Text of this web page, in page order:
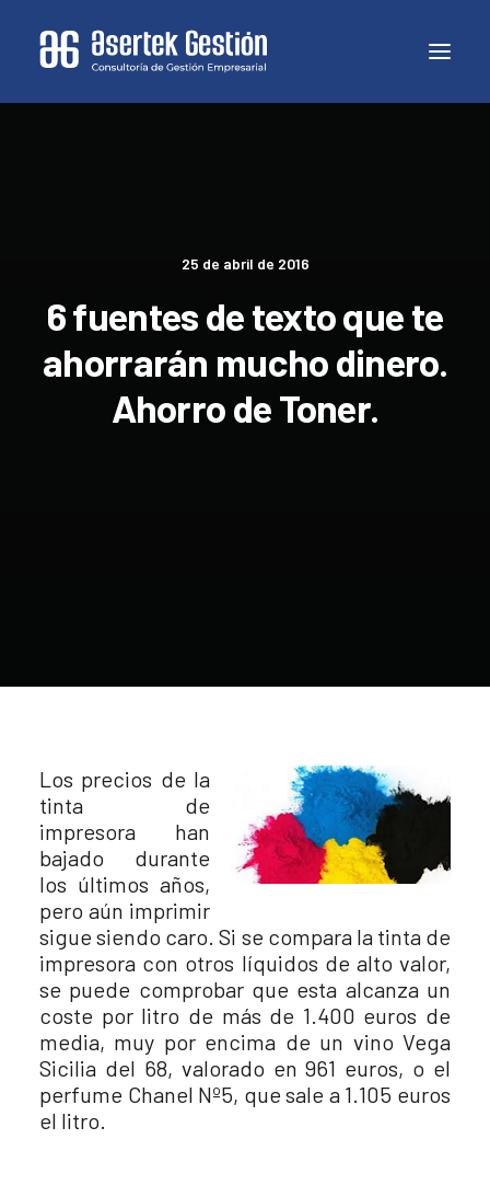
25 de abril de 2016
6 fuentes de texto que te
ahorrarán mucho dinero.
Ahorro de Toner.
Los precios de la
tinta de
impresora han
bajado durante
los últimos años,
pero aún imprimir
sigue siendo caro. Si se compara la tinta de
impresora con otros líquidos de alto valor,
se puede comprobar que esta alcanza un
coste por litro de más de 1.400 euros de
media, muy por encima de un vino Vega
Sicilia del 68, valorado en 961 euros, o el
perfume Chanel Nº5, que sale a 1.105 euros
el litro.